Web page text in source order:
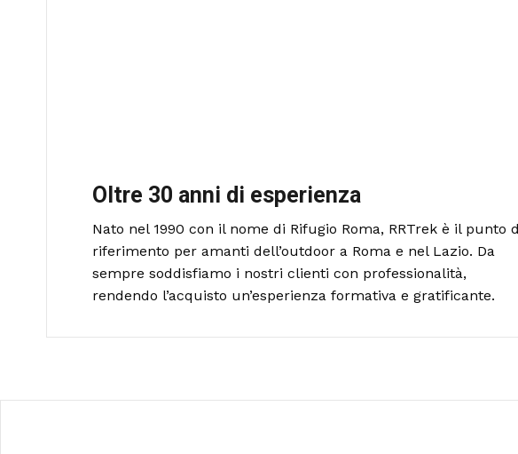
Oltre 30 anni di esperienza
Nato nel 1990 con il nome di Rifugio Roma, RRTrek è il punto
riferimento per amanti dell’outdoor a Roma e nel Lazio. Da
sempre soddisfiamo i nostri clienti con professionalità,
rendendo l’acquisto un’esperienza formativa e gratificante.